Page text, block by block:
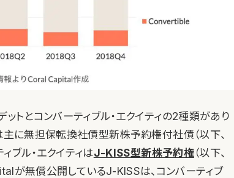
ットとコンバーティブル・エクイティの2種類があり
主に無担保転換社債型新株予約権付社債（以下、
ブル・エクイティはJ-KISS型新株予約権（以下、
が無償公開しているJ-KISSは、コンバーティブ